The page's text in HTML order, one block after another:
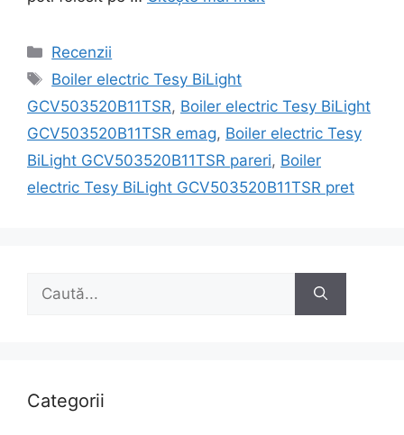
Categorii
Recenzii
Etichete
Boiler electric Tesy BiLight
GCV503520B11TSR, Boiler electric Tesy BiLight
GCV503520B11TSR emag, Boiler electric Tesy
BiLight GCV503520B11TSR pareri, Boiler
electric Tesy BiLight GCV503520B11TSR pret
după:
Categorii